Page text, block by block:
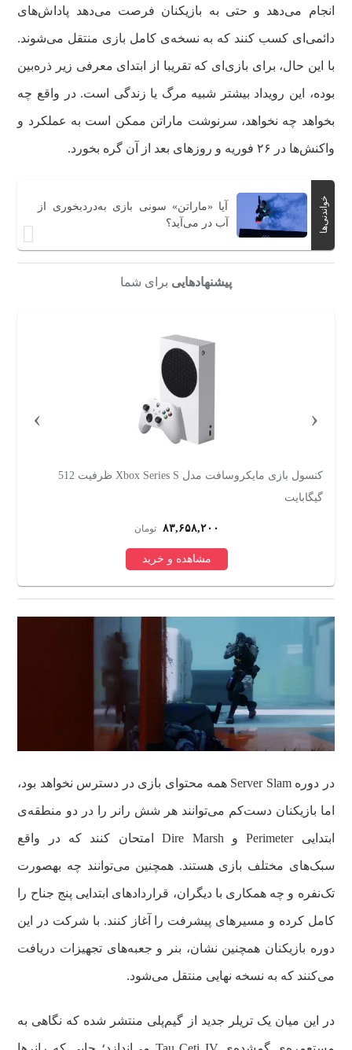
انجام می‌دهد و حتی به بازیکنان فرصت می‌دهد پاداش‌های
دائمی‌ای کسب کنند که به نسخه‌ی کامل بازی منتقل می‌شوند.
با این‌ حال، برای بازی‌ای که تقریبا از ابتدای معرفی زیر ذره‌بین
بوده، این رویداد بیشتر شبیه مرگ یا زندگی است. در واقع چه
بخواهد چه نخواهد، سرنوشت ماراتن ممکن است به عملکرد و
واکنش‌ها در ۲۶ فوریه و روزهای بعد از آن گره بخورد.
خواندنی‌ها
آیا «ماراتن» سونی بازی به‌دردبخوری از
آب در می‌آید؟
پیشنهادهایی برای شما
کنسول بازی مایکروسافت مدل Xbox Series S ظرفیت 512
گیگابایت
۸۳,۶۵۸,۲۰۰ تومان
مشاهده و خرید
‹
›
در دوره Server Slam همه محتوای بازی در دسترس نخواهد بود،
اما بازیکنان دست‌کم می‌توانند هر شش رانر را در دو منطقه‌ی
ابتدایی Perimeter و Dire Marsh امتحان کنند که در واقع
سبک‌های مختلف بازی هستند. همچنین می‌توانند چه بهصورت
تک‌نفره و چه همکاری با دیگران، قراردادهای ابتدایی پنج جناح را
کامل کرده و مسیرهای پیشرفت را آغاز کنند. با شرکت در این
دوره بازیکنان همچنین نشان، بنر و جعبه‌های تجهیزات دریافت
می‌کنند که به نسخه نهایی منتقل می‌شود.
در این میان یک تریلر جدید از گیم‌پلی منتشر شده که نگاهی به